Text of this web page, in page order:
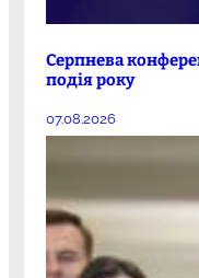
Серпнева
подія року
07.08.2026